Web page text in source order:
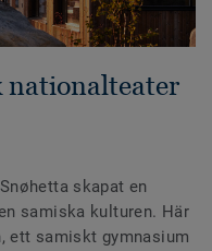
nationalteater
skapat en
samiska kulturen. Här
ett samiskt gymnasium